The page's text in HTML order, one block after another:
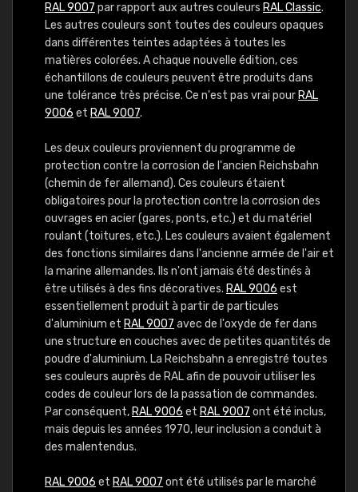
RAL 9007 par rapport aux autres couleurs RAL Classic.
Les autres couleurs sont toutes des couleurs opaques
dans différentes teintes adaptées à toutes les
matières colorées. A chaque nouvelle édition, ces
échantillons de couleurs peuvent être produits dans
une tolérance très précise. Ce n'est pas vrai pour RAL
9006 et RAL 9007.
Les deux couleurs proviennent du programme de
protection contre la corrosion de l'ancien Reichsbahn
(chemin de fer allemand). Ces couleurs étaient
obligatoires pour la protection contre la corrosion des
ouvrages en acier (gares, ponts, etc.) et du matériel
roulant (toitures, etc.). Les couleurs avaient également
des fonctions similaires dans l'ancienne armée de l'air et
la marine allemandes. Ils n'ont jamais été destinés à
être utilisés à des fins décoratives. RAL 9006 est
essentiellement produit à partir de particules
d'aluminium et RAL 9007 avec de l'oxyde de fer dans
une structure en couches avec de petites quantités de
poudre d'aluminium. La Reichsbahn a enregistré toutes
ses couleurs auprès de RAL afin de pouvoir utiliser les
codes de couleur lors de la passation de commandes.
Par conséquent, RAL 9006 et RAL 9007 ont été inclus,
mais depuis les années 1970, leur inclusion a conduit à
des malentendus.
RAL 9006 et RAL 9007 ont été utilisés par le marché